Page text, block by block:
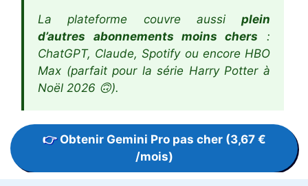
La plateforme couvre aussi plein
d’autres abonnements moins chers :
ChatGPT, Claude, Spotify ou encore HBO
Max (parfait pour la série Harry Potter à
Noël 2026 🙃).
Obtenir Gemini Pro pas cher (3,67 €
/mois)